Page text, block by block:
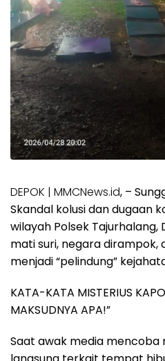
DEPOK | MMCNews.id, –
Skandal kolusi dan dugaan
wilayah Polsek Tajurhalang,
mati suri, negara dirampok,
menjadi “pelindung”
KATA-KATA MISTERIUS
MAKSUDNYA APA!”
Saat awak media mencoba